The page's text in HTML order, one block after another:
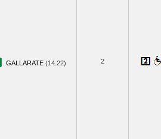
GALLARATE (14.22) 2